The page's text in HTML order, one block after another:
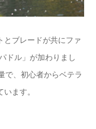
とブレードが共にファ
ドル」が加わりまし
で、初心者からベテラ
ます。